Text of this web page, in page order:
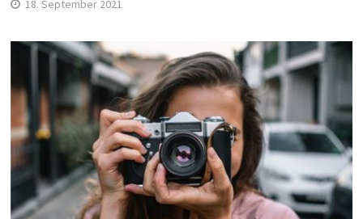
18. September 2021